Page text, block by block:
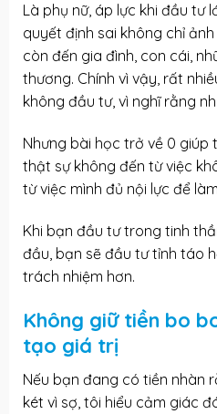
Là phụ nữ, áp lực khi đầu tư
quyết định sai không chỉ
còn đến gia đình, con cái,
thương. Chính vì vậy, rất
không đầu tư, vì nghĩ rằng
Nhưng bài học trở về 0 giúp
thật sự không đến từ việc
từ việc mình đủ nội lực để
Khi bạn đầu tư trong tinh
đầu, bạn sẽ đầu tư tỉnh táo
trách nhiệm hơn.
Không giữ tiền bo
tạo giá trị
Nếu bạn đang có tiền nhàn
két vì sợ, tôi hiểu cảm giác